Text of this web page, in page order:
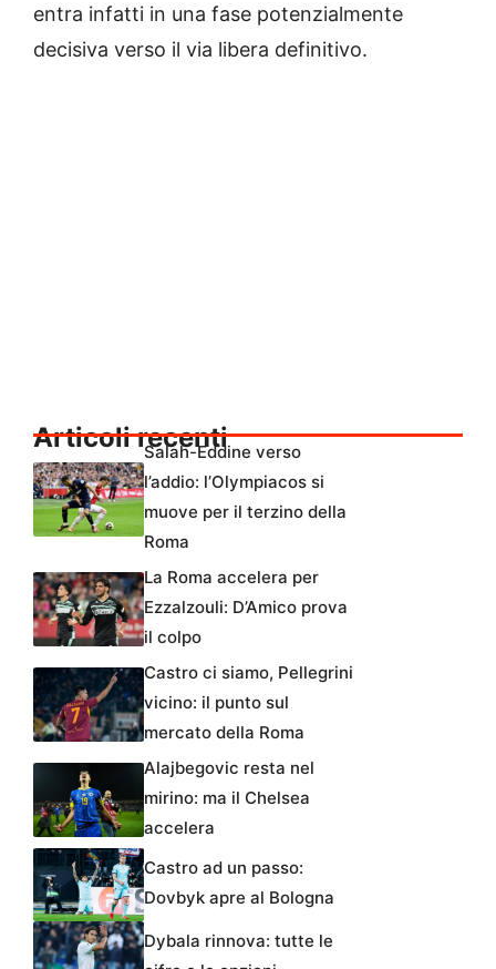
entra infatti in una fase potenzialmente
decisiva verso il via libera definitivo.
Articoli recenti
Salah-Eddine verso
l’addio: l’Olympiacos si
muove per il terzino della
Roma
La Roma accelera per
Ezzalzouli: D’Amico prova
il colpo
Castro ci siamo, Pellegrini
vicino: il punto sul
mercato della Roma
Alajbegovic resta nel
mirino: ma il Chelsea
accelera
Castro ad un passo:
Dovbyk apre al Bologna
Dybala rinnova: tutte le